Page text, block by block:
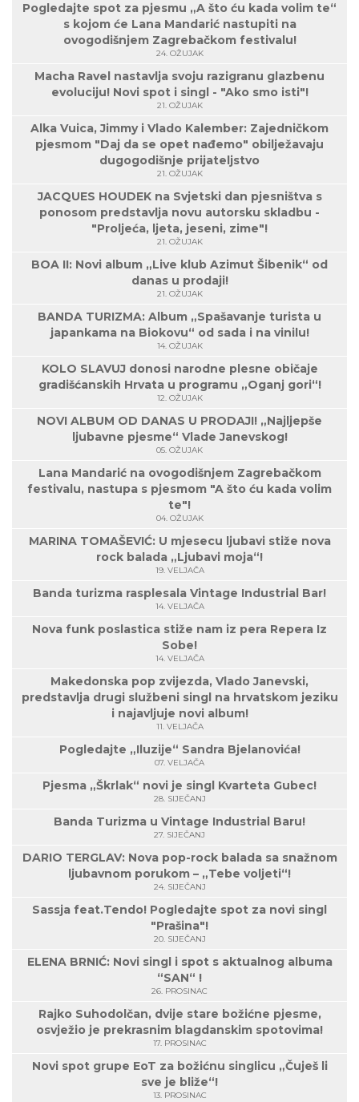
Pogledajte spot za pjesmu „A što ću kada volim te“
s kojom će Lana Mandarić nastupiti na
ovogodišnjem Zagrebačkom festivalu!
24. OŽUJAK
Macha Ravel nastavlja svoju razigranu glazbenu
evoluciju! Novi spot i singl - "Ako smo isti"!
21. OŽUJAK
Alka Vuica, Jimmy i Vlado Kalember: Zajedničkom
pjesmom "Daj da se opet nađemo" obilježavaju
dugogodišnje prijateljstvo
21. OŽUJAK
JACQUES HOUDEK na Svjetski dan pjesništva s
ponosom predstavlja novu autorsku skladbu -
"Proljeća, ljeta, jeseni, zime"!
21. OŽUJAK
BOA II: Novi album „Live klub Azimut Šibenik“ od
danas u prodaji!
21. OŽUJAK
BANDA TURIZMA: Album „Spašavanje turista u
japankama na Biokovu“ od sada i na vinilu!
14. OŽUJAK
KOLO SLAVUJ donosi narodne plesne običaje
gradišćanskih Hrvata u programu „Oganj gori“!
12. OŽUJAK
NOVI ALBUM OD DANAS U PRODAJI! „Najljepše
ljubavne pjesme“ Vlade Janevskog!
05. OŽUJAK
Lana Mandarić na ovogodišnjem Zagrebačkom
festivalu, nastupa s pjesmom "A što ću kada volim
te"!
04. OŽUJAK
MARINA TOMAŠEVIĆ: U mjesecu ljubavi stiže nova
rock balada „Ljubavi moja“!
19. VELJAČA
Banda turizma rasplesala Vintage Industrial Bar!
14. VELJAČA
Nova funk poslastica stiže nam iz pera Repera Iz
Sobe!
14. VELJAČA
Makedonska pop zvijezda, Vlado Janevski,
predstavlja drugi službeni singl na hrvatskom jeziku
i najavljuje novi album!
11. VELJAČA
Pogledajte „Iluzije“ Sandra Bjelanovića!
07. VELJAČA
Pjesma „Škrlak“ novi je singl Kvarteta Gubec!
28. SIJEČANJ
Banda Turizma u Vintage Industrial Baru!
27. SIJEČANJ
DARIO TERGLAV: Nova pop-rock balada sa snažnom
ljubavnom porukom – „Tebe voljeti“!
24. SIJEČANJ
Sassja feat.Tendo! Pogledajte spot za novi singl
"Prašina"!
20. SIJEČANJ
ELENA BRNIĆ: Novi singl i spot s aktualnog albuma
“SAN“ !
26. PROSINAC
Rajko Suhodolčan, dvije stare božićne pjesme,
osvježio je prekrasnim blagdanskim spotovima!
17. PROSINAC
Novi spot grupe EoT za božićnu singlicu „Čuješ li
sve je bliže“!
13. PROSINAC